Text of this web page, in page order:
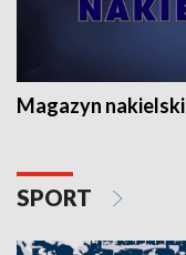
Magazyn nakielski
SPORT